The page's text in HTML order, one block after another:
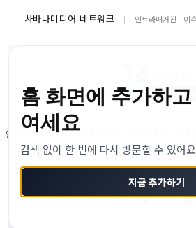
사바나미디어 네트워크 인트라매거진 이
인트라매거진의 모든 콘텐츠(기사)는 저작권법의 보
등을 금합니다.
© 2024–2026 인트라매거진. All
홈 화면에 추가하
여세요
검색 없이 한 번에 다시 방문할 수 있어
지금 추가하기